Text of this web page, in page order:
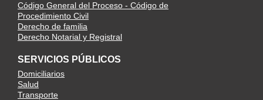
Código General del Proceso - Código de
Procedimiento Civil
Derecho de familia
Derecho Notarial y Registral
SERVICIOS PÚBLICOS
Domiciliarios
Salud
Transporte